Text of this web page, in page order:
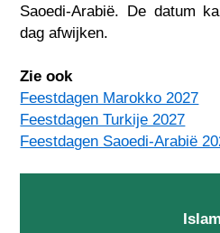
Saoedi-Arabië. De datum
dag afwijken.
Zie ook
Feestdagen Marokko 2027
Feestdagen Turkije 2027
Feestdagen Saoedi-Arabië
Islam